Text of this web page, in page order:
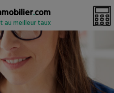
.com
au meilleur taux